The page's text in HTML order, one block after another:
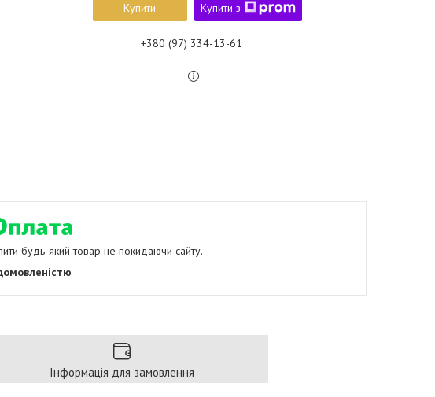
Купити Купити з
+380 (97) 334-13-61
будь-який товар не покидаючи сайту.
Інформація для замовлення